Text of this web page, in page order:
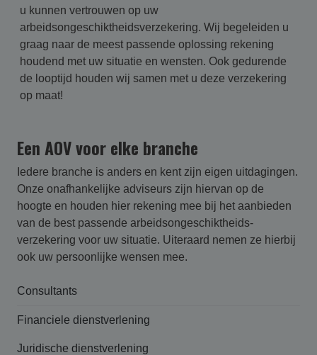
u kunnen vertrouwen op uw
arbeidsongeschiktheidsverzekering. Wij begeleiden u
graag naar de meest passende oplossing rekening
houdend met uw situatie en wensten. Ook gedurende
de looptijd houden wij samen met u deze verzekering
op maat!
Een AOV voor elke branche
Iedere branche is anders en kent zijn eigen uitdagingen.
Onze onafhankelijke adviseurs zijn hiervan op de
hoogte en houden hier rekening mee bij het aanbieden
van de best passende arbeidsongeschikt­heids­
verzekering voor uw situatie. Uiteraard nemen ze hierbij
ook uw persoonlijke wensen mee.
Consultants
Financiele dienstverlening
Juridische dienstverlening